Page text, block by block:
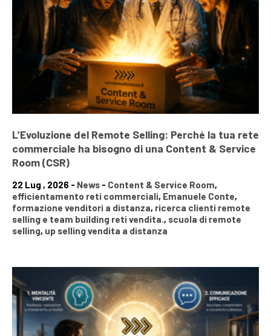
L’Evoluzione del Remote Selling: Perché la tua rete
commerciale ha bisogno di una Content & Service
Room (CSR)
22 Lug , 2026 - News - Content & Service Room,
efficientamento reti commerciali, Emanuele Conte,
formazione venditori a distanza, ricerca clienti remote
selling e team building reti vendita., scuola di remote
selling, up selling vendita a distanza